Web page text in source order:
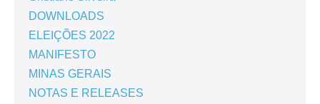
DOWNLOADS
ELEIÇÕES 2022
MANIFESTO
MINAS GERAIS
NOTAS E RELEASES